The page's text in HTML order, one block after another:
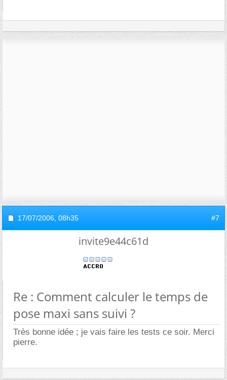
17/07/2006, 08h35 #7
invite9e44c61d
Re : Comment calculer le temps de
pose maxi sans suivi ?
Très bonne idée ; je vais faire les tests ce soir. Merci
pierre.